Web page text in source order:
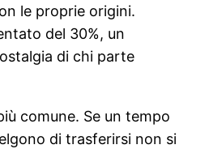
le proprie origini.
del 30%, un
di chi parte
comune. Se un tempo
di trasferirsi non si